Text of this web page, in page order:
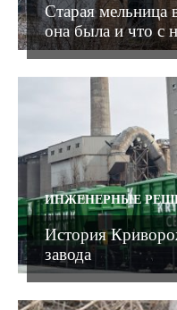
Старая мельница
она была и что с
ИНЖЕНЕРНЫЕ
История
завода